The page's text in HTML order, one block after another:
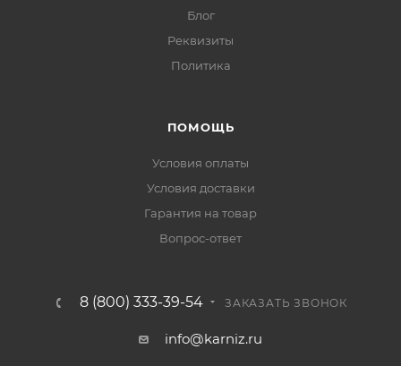
Блог
Реквизиты
Политика
ПОМОЩЬ
Условия оплаты
Условия доставки
Гарантия на товар
Вопрос-ответ
8 (800) 333-39-54 ЗАКАЗАТЬ ЗВОНОК
info@karniz.ru